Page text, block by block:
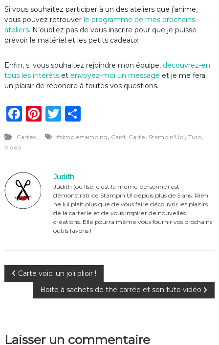
Si vous souhaitez participer à un des ateliers que j’anime,
vous pouvez retrouverle programme de mes prochains
ateliers. N’oubliez pas de vous inscrire pour que je puisse
prévoir le matériel et les petits cadeaux.
Enfin, si vous souhaitez rejoindre mon équipe, découvrez-en
tous les intérêtset envoyez-moi un message et je me ferai
un plaisir de répondre à toutes vos questions.
F
c
b
o
o
Pi
n
te
st
T
it
r
P
ta
Cartes #simplestamping, Card, Carte, Stampin'Up!, Tuto,
Vidéo
Judith
Judith (ou Ilse, c'est la même personne) est
démonstratrice Stampin'U! depuis plus de 5 ans. Rien
ne lui plaît plus que de vous faire découvrir les plaisirs
de la carterie et de vous inspirer de nouvelles
créations. Elle pourra même vous fournir vos prochains
outils favoris !
N Carte voici un joli plioir !
Boite à sachets de thé carrée et son tuto vidéo
Laisser un commentaire